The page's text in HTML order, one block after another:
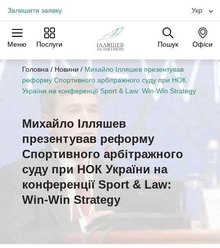
Залишити заявку Укр
Меню Послуги Пошук Офіси
Практики Галузі
Офіси
Головна / Новини / Михайло Ілляшев презентував
реформу Спортивного арбітражного суду при НОК
України на конференції Sport & Law: Win-Win Strategy
Михайло Ілляшев
презентував реформу
Спортивного арбітражного
суду при НОК України на
конференції Sport & Law:
Win-Win Strategy